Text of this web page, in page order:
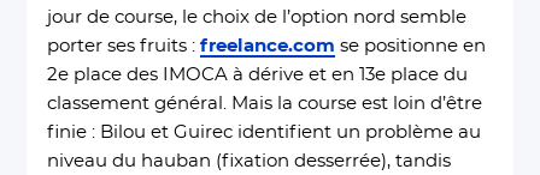
jour de course, le choix de l’option nord semble
porter ses fruits :freelance.com se positionne en
2e place des IMOCA à dérive et en 13e place du
classement général. Mais la course est loin d’être
finie : Bilou et Guirec identifient un problème au
niveau du hauban (fixation desserrée), tandis